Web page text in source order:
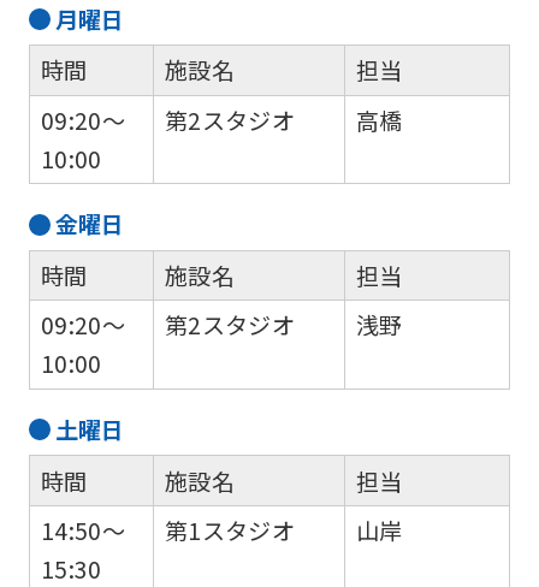
月曜日
時間
09:20～
10:00
施設名
第2スタジオ
担当
高橋
金曜日
時間
09:20～
10:00
施設名
第2スタジオ
担当
浅野
土曜日
時間
14:50～
15:30
施設名
第1スタジオ
担当
山岸
ask
that
you
using
service.
Automatic